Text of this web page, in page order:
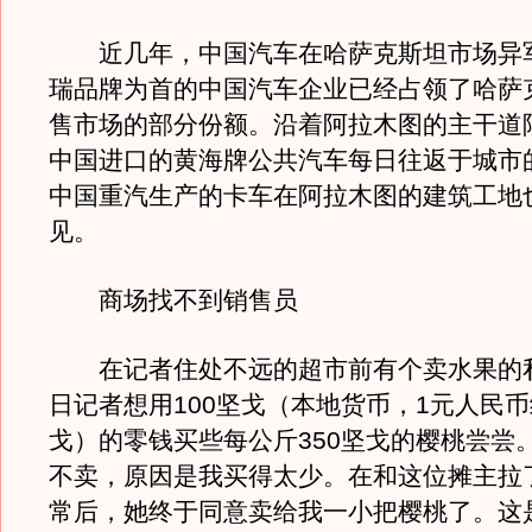
近几年，中国汽车在哈萨克斯坦市场异
瑞品牌为首的中国汽车企业已经占领了哈萨
售市场的部分份额。沿着阿拉木图的主干道
中国进口的黄海牌公共汽车每日往返于城市
中国重汽生产的卡车在阿拉木图的建筑工地
见。
商场找不到销售员
在记者住处不远的超市前有个卖水果的
日记者想用100坚戈（本地货币，1元人民
戈）的零钱买些每公斤350坚戈的樱桃尝尝
不卖，原因是我买得太少。在和这位摊主拉
常后，她终于同意卖给我一小把樱桃了。这